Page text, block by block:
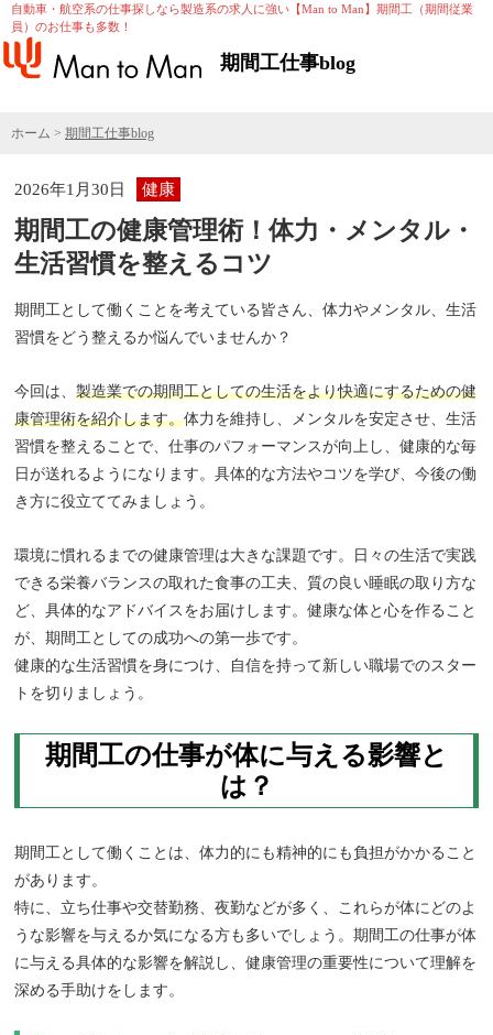
自動車・航空系の仕事探しなら製造系の求人に強い【Man to Man】期間工（期間従業
員）のお仕事も多数！
期間工仕事blog
ホーム > 期間工仕事blog
2026年1月30日 健康
期間工の健康管理術！体力・メンタル・
生活習慣を整えるコツ
期間工として働くことを考えている皆さん、体力やメンタル、生活
習慣をどう整えるか悩んでいませんか？
今回は、 製造業での期間工としての生活をより快適にするための健
康管理術を紹介します。体力を維持し、メンタルを安定させ、生活
習慣を整えることで、仕事のパフォーマンスが向上し、健康的な毎
日が送れるようになります。具体的な方法やコツを学び、今後の働
き方に役立ててみましょう。
環境に慣れるまでの健康管理は大きな課題です。日々の生活で実践
できる栄養バランスの取れた食事の工夫、質の良い睡眠の取り方な
ど、具体的なアドバイスをお届けします。健康な体と心を作ること
が、期間工としての成功への第一歩です。
健康的な生活習慣を身につけ、自信を持って新しい職場でのスター
トを切りましょう。
期間工の仕事が体に与える影響と
は？
期間工として働くことは、体力的にも精神的にも負担がかかること
があります。
特に、立ち仕事や交替勤務、夜勤などが多く、これらが体にどのよ
うな影響を与えるか気になる方も多いでしょう。期間工の仕事が体
に与える具体的な影響を解説し、健康管理の重要性について理解を
深める手助けをします。